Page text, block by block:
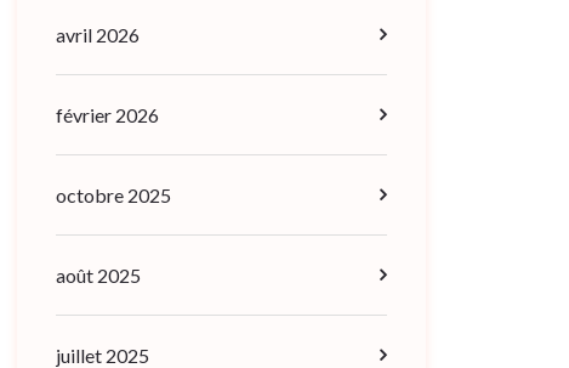
avril 2026
février 2026
octobre 2025
août 2025
juillet 2025